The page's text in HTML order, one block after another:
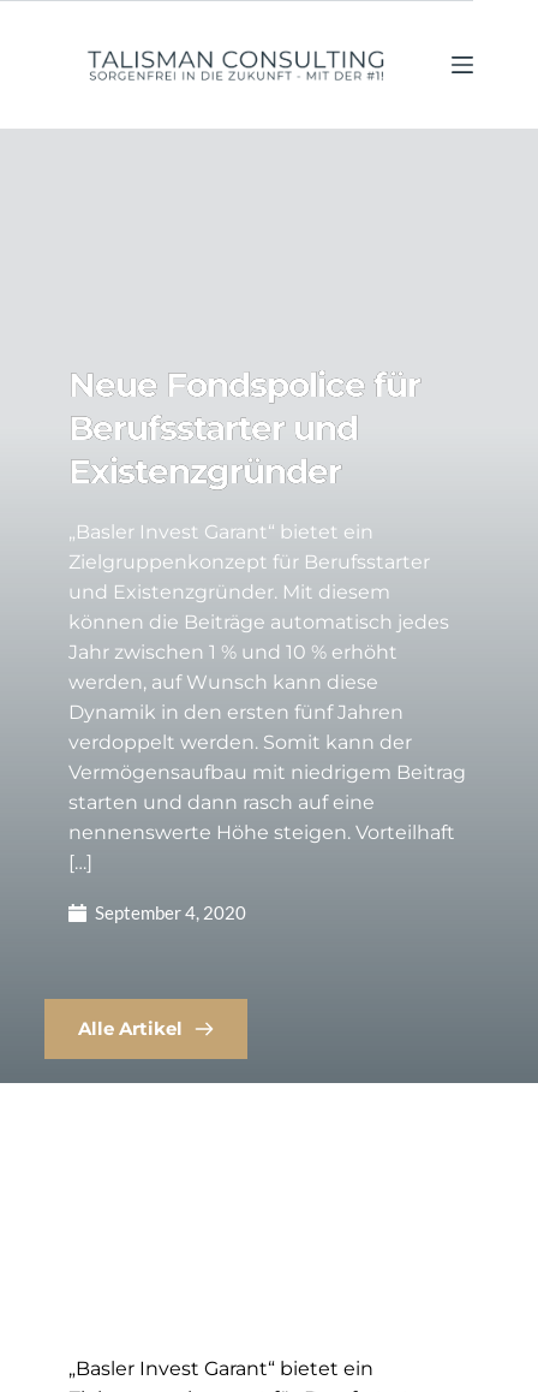
Neue Fondspolice für
Berufsstarter und
Existenzgründer
„Basler Invest Garant“ bietet ein
Zielgruppenkonzept für Berufsstarter
und Existenzgründer. Mit diesem
können die Beiträge automatisch jedes
Jahr zwischen 1 % und 10 % erhöht
werden, auf Wunsch kann diese
Dynamik in den ersten fünf Jahren
verdoppelt werden. Somit kann der
Vermögensaufbau mit niedrigem Beitrag
starten und dann rasch auf eine
nennenswerte Höhe steigen. Vorteilhaft
[…]
September 4, 2020
Alle Artikel
„Basler Invest Garant“ bietet ein